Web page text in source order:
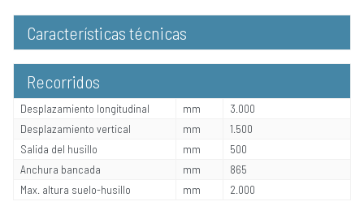
Características técnicas
Recorridos
Desplazamiento longitudinal mm
3.000
Desplazamiento vertical
mm
1.500
Salida del husillo
mm
500
Anchura bancada
mm
865
Max. altura suelo-husillo
mm 2.000